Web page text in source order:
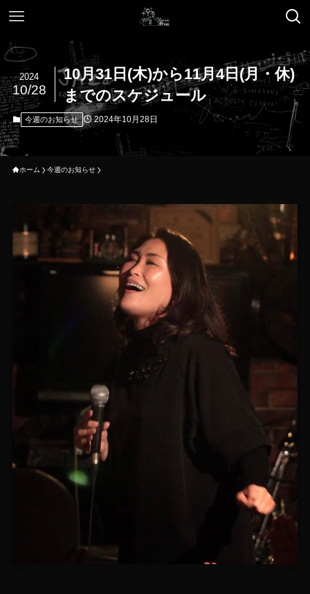
10月31日(木)から11月4日(月・休)
までのスケジュール
2024
10/28
今週のお知らせ 2024年10月28日
ホーム 今週のお知らせ